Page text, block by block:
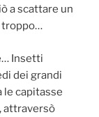
a scattare un
troppo…
Insetti
dei grandi
le capitasse
attraversò